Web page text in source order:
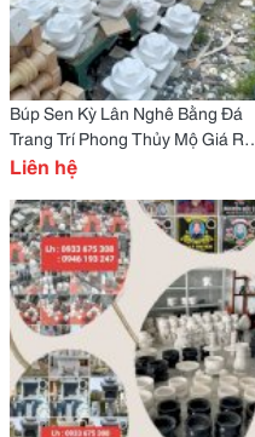
Búp Sen Kỳ Lân Nghê Bằng Đá
Trang Trí Phong Thủy Mộ Giá Rẻ
Giao Hàng Miễn Phí Tận Nơi
Liên hệ